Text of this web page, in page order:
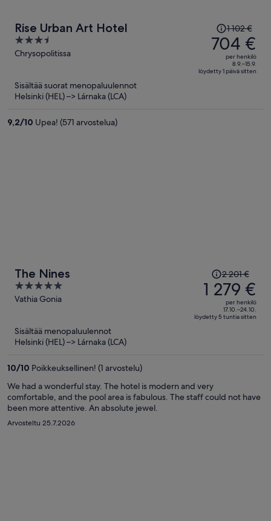
Rise Urban Art Hotel
3.5
out
Chrysopolitissa
Hinta
oli
1 102 €,
hinta
on
1 102 €
704 €
per henkilö
8.9.–15.9.
löydetty 1 päivä sitten
Sisältää suorat menopaluulennot
Helsinki (HEL) –> Lárnaka (LCA)
9,2/10 Upea! (571 arvostelua)
The Nines
5
out
5
Vathia Gonia
Hinta
oli
2 201 €,
hinta
on
2 201 €
1 279 €
per henkilö
17.10.–24.10.
löydetty 5 tuntia sitten
Sisältää menopaluulennot
Helsinki (HEL) –> Lárnaka (LCA)
10/10 Poikkeuksellinen! (1 arvostelu)
We had a wonderful stay. The hotel is modern and very
comfortable, and the pool area is fabulous. The staff could not have
been more attentive. An absolute jewel.
Arvosteltu 25.7.2026